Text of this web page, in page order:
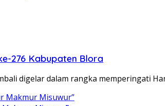
276 Kabupaten Blora
digelar dalam rangka memperingati